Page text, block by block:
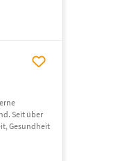
Seit über
Gesundheit